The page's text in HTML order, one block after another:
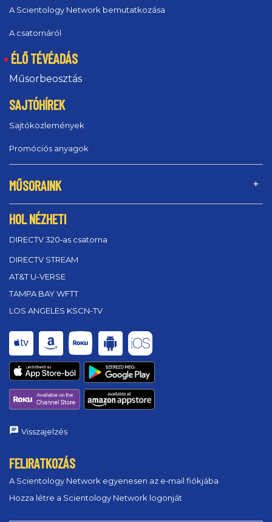
A Scientology Network bemutatkozása
A csatornáról
ÉLŐ TÉVÉADÁS
Műsorbeosztás
SAJTÓHÍREK
Sajtóközlemények
Promóciós anyagok
MŰSORAINK
HOL NÉZHETI
DIRECTV 320‑as csatorna
DIRECTV STREAM
AT&T U-VERSE
TAMPA BAY WFTT
LOS ANGELES KSCN-TV
Visszajelzés
FELIRATKOZÁS
A Scientology Network egyenesen az e‑mail fiókjába
Hozza létre a Scientology Network logonját